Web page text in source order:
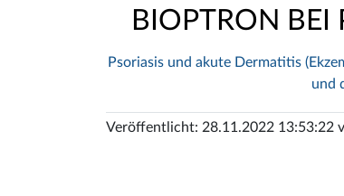
BIOPTRON BEI
Psoriasis und akute Dermatitis
und
Veröffentlicht: 28.11.2022 13:53:22